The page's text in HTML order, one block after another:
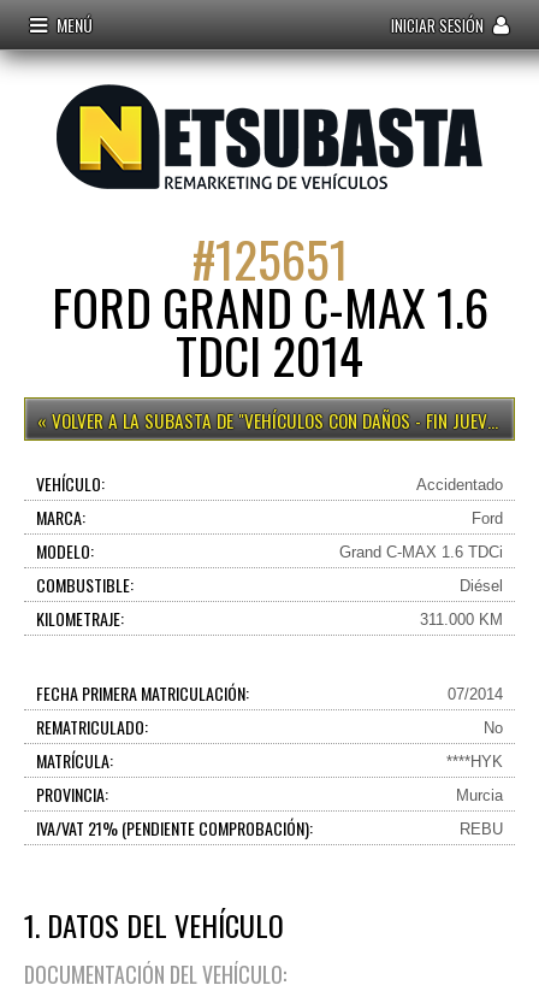
MENÚ INICIAR SESIÓN
#125651
FORD GRAND C-MAX 1.6
TDCI 2014
VEHÍCULOS CON DAÑOS - FIN JUEVES 12H
VEHÍCULO: Accidentado
MARCA: Ford
MODELO: Grand C-MAX 1.6 TDCi
COMBUSTIBLE: Diésel
KILOMETRAJE: 311.000 KM
FECHA PRIMERA MATRICULACIÓN: 07/2014
REMATRICULADO: No
MATRÍCULA: ****HYK
PROVINCIA: Murcia
IVA/VAT 21% (PENDIENTE COMPROBACIÓN): REBU
1. DATOS DEL VEHÍCULO
DOCUMENTACIÓN DEL VEHÍCULO: